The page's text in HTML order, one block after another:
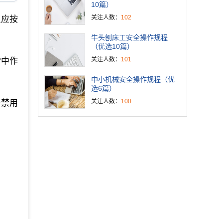
按
作
用
10篇）
关注人数： 102
牛头刨床工安全操作规程
（优选10篇）
关注人数： 101
中小机械安全操作规程（优
选6篇）
关注人数： 100